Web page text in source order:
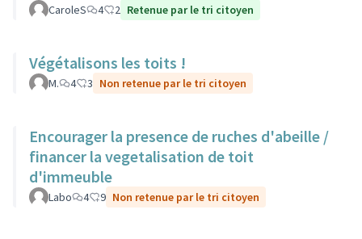
CaroleS 4 2 Retenue par le tri citoyen
Végétalisons les toits !
M. 4 3 Non retenue par le tri citoyen
Encourager la presence de ruches d'abeille /
financer la vegetalisation de toit
d'immeuble
Labo 4 9 Non retenue par le tri citoyen